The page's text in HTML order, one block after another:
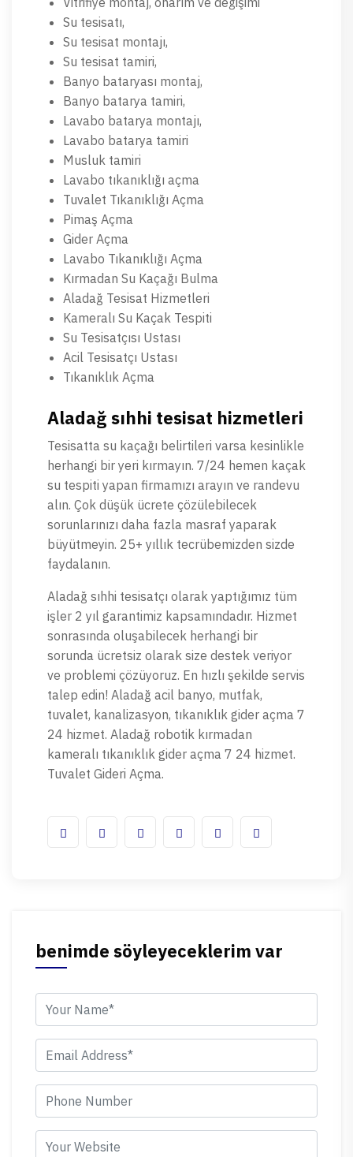
Su tesisatı,
Su tesisat montajı,
Su tesisat tamiri,
Banyo bataryası montaj,
Banyo batarya tamiri,
Lavabo batarya montajı,
Lavabo batarya tamiri
Musluk tamiri
Lavabo tıkanıklığı açma
Tuvalet Tıkanıklığı Açma
Pimaş Açma
Gider Açma
Lavabo Tıkanıklığı Açma
Kırmadan Su Kaçağı Bulma
Aladağ Tesisat Hizmetleri
‎Kameralı Su Kaçak Tespiti
‎Su Tesisatçısı Ustası
Acil Tesisatçı Ustası
Tıkanıklık Açma
Aladağ sıhhi tesisat hizmetleri
Tesisatta su kaçağı belirtileri varsa kesinlikle
herhangi bir yeri kırmayın. 7/24 hemen kaçak
su tespiti yapan firmamızı arayın ve randevu
alın. Çok düşük ücrete çözülebilecek
sorunlarınızı daha fazla masraf yaparak
büyütmeyin. 25+ yıllık tecrübemizden sizde
faydalanın.
Aladağ sıhhi tesisatçı olarak yaptığımız tüm
işler 2 yıl garantimiz kapsamındadır. Hizmet
sonrasında oluşabilecek herhangi bir
sorunda ücretsiz olarak size destek veriyor
ve problemi çözüyoruz. En hızlı şekilde servis
talep edin! Aladağ acil banyo, mutfak,
tuvalet, kanalizasyon, tıkanıklık gider açma 7
24 hizmet. Aladağ robotik kırmadan
kameralı tıkanıklık gider açma 7 24 hizmet.
Tuvalet Gideri Açma.
benimde söyleyeceklerim var